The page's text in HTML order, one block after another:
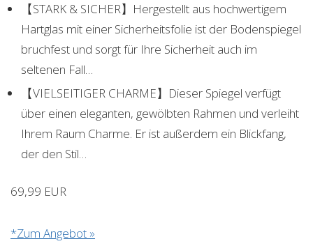
【STARK & SICHER】Hergestellt aus hochwertigem
Hartglas mit einer Sicherheitsfolie ist der Bodenspiegel
bruchfest und sorgt für Ihre Sicherheit auch im
seltenen Fall…
【VIELSEITIGER CHARME】Dieser Spiegel verfügt
über einen eleganten, gewölbten Rahmen und verleiht
Ihrem Raum Charme. Er ist außerdem ein Blickfang,
der den Stil…
69,99 EUR
*Zum Angebot »